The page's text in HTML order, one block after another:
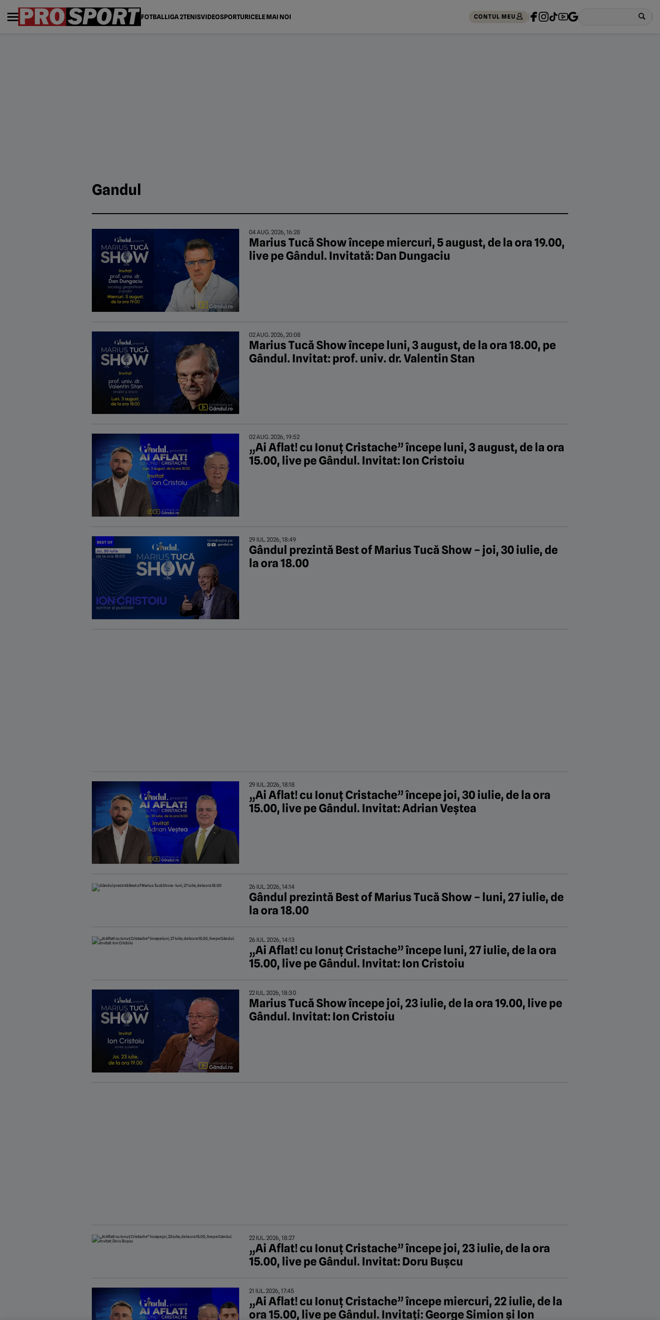
FOTBALLIGA 2TENISVIDEOSPORTURICELE MAI NOI CONTUL MEU
Gandul
04 AUG. 2026, 16:28
Marius Tucă Show începe miercuri, 5 august, de la ora 19.00,
live pe Gândul. Invitată: Dan Dungaciu
02 AUG. 2026, 20:08
Marius Tucă Show începe luni, 3 august, de la ora 18.00, pe
Gândul. Invitat: prof. univ. dr. Valentin Stan
02 AUG. 2026, 19:52
„Ai Aflat! cu Ionuț Cristache” începe luni, 3 august, de la ora
15.00, live pe Gândul. Invitat: Ion Cristoiu
29 IUL. 2026, 18:49
Gândul prezintă Best of Marius Tucă Show – joi, 30 iulie, de
la ora 18.00
29 IUL. 2026, 18:18
„Ai Aflat! cu Ionuț Cristache” începe joi, 30 iulie, de la ora
15.00, live pe Gândul. Invitat: Adrian Veștea
26 IUL. 2026, 14:14
Gândul prezintă Best of Marius Tucă Show – luni, 27 iulie, de
la ora 18.00
26 IUL. 2026, 14:13
„Ai Aflat! cu Ionuț Cristache” începe luni, 27 iulie, de la ora
15.00, live pe Gândul. Invitat: Ion Cristoiu
22 IUL. 2026, 18:30
Marius Tucă Show începe joi, 23 iulie, de la ora 19.00, live pe
Gândul. Invitat: Ion Cristoiu
22 IUL. 2026, 18:27
„Ai Aflat! cu Ionuț Cristache” începe joi, 23 iulie, de la ora
15.00, live pe Gândul. Invitat: Doru Bușcu
21 IUL. 2026, 17:45
„Ai Aflat! cu Ionuț Cristache” începe miercuri, 22 iulie, de la
ora 15.00, live pe Gândul. Invitați: George Simion şi Ion